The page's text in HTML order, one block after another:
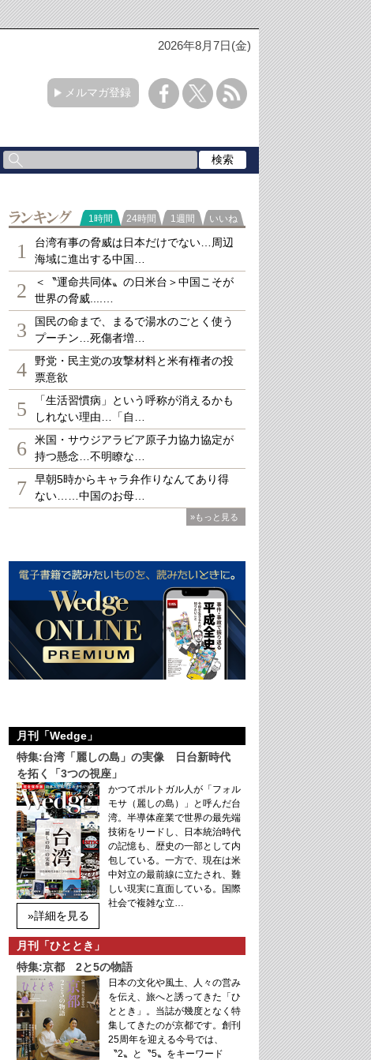
2026年8月7日(金)
メルマガ登録
ランキング
1時間 24時間 1週間 いいね
1
台湾有事の脅威は日本だけでない…周辺
海域に進出する中国…
2
＜〝運命共同体〟の日米台＞中国こそが
世界の脅威....…
3
国民の命まで、まるで湯水のごとく使う
プーチン…死傷者増…
4
野党・民主党の攻撃材料と米有権者の投
票意欲
5
「生活習慣病」という呼称が消えるかも
しれない理由…「自…
6
米国・サウジアラビア原子力協力協定が
持つ懸念…不明瞭な…
7
早朝5時からキャラ弁作りなんてあり得
ない……中国のお母…
»もっと見る
月刊「Wedge」
特集:台湾「麗しの島」の実像 日台新時代
を拓く「3つの視座」
»詳細を見る
かつてポルトガル人が「フォル
モサ（麗しの島）」と呼んだ台
湾。半導体産業で世界の最先端
技術をリードし、日本統治時代
の記憶も、歴史の一部として内
包している。一方で、現在は米
中対立の最前線に立たされ、難
しい現実に直面している。国際
社会で複雑な立…
月刊「ひととき」
特集:京都 2と5の物語
日本の文化や風土、人々の営み
を伝え、旅へと誘ってきた「ひ
ととき」。当誌が幾度となく特
集してきたのが京都です。創刊
25周年を迎える今号では、
〝2〟と〝5〟をキーワード